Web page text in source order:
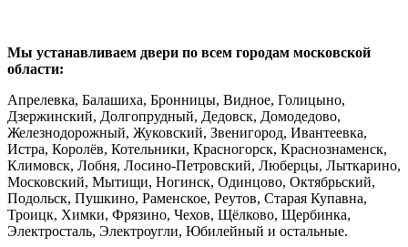
Мы устанавливаем двери по всем городам московской
области:
Апрелевка, Балашиха, Бронницы, Видное, Голицыно,
Дзержинский, Долгопрудный, Дедовск, Домодедово,
Железнодорожный, Жуковский, Звенигород, Ивантеевка,
Истра, Королёв, Котельники, Красногорск, Краснознаменск,
Климовск, Лобня, Лосино-Петровский, Люберцы, Лыткарино,
Московский, Мытищи, Ногинск, Одинцово, Октябрьский,
Подольск, Пушкино, Раменское, Реутов, Старая Купавна,
Троицк, Химки, Фрязино, Чехов, Щёлково, Щербинка,
Электросталь, Электроугли, Юбилейный и остальные.